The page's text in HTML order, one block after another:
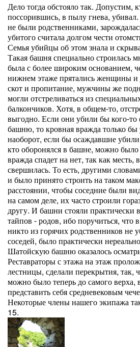
Дело тогда обстояло так. Допустим,
поссорившись, в пылу гнева,
не были родственниками,
убитого считала долгом чести
Семья убийцы об этом знала и
Такая башня специально строилась
была с более широким основанием,
нижнем этаже прятались женщины и
скот и пропитание, мужчины же
могли отстреливаться из
балкончиков. Хотя, в общем-то,
выгодно. Если они убили бы кого-
башню, то кровная вражда только бы
наоборот, если бы осаждавшие убили
кто оборонялся в башне, можно было
вражда спадет на нет, так как
свершилась. То есть, другими
и было принято строить на таком
расстоянии, чтобы соседние были
на самом деле, их часто строили
другу. И башни стояли практически
тайпов - родов, ибо поручиться, что
никто из горячих родственников не
соседей, было практически
Шатойскую башню оказалось
Реставраторы с этажа на этаж
лестницы, сделали перекрытия, так,
можно было теперь до самого верха,
представить себя средневековым
Некоторые члены нашего экипажа
15.